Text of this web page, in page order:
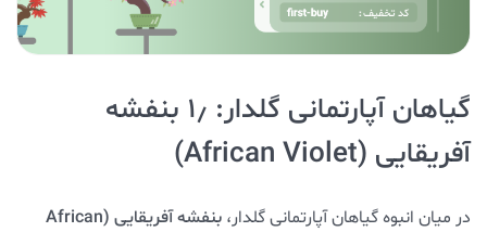
گیاهان آپارتمانی گلدار: ۱٫ بنفشه
آفریقایی (African Violet)
در میان انبوه گیاهان آپارتمانی گلدار،
بنفشه آفریقایی (African